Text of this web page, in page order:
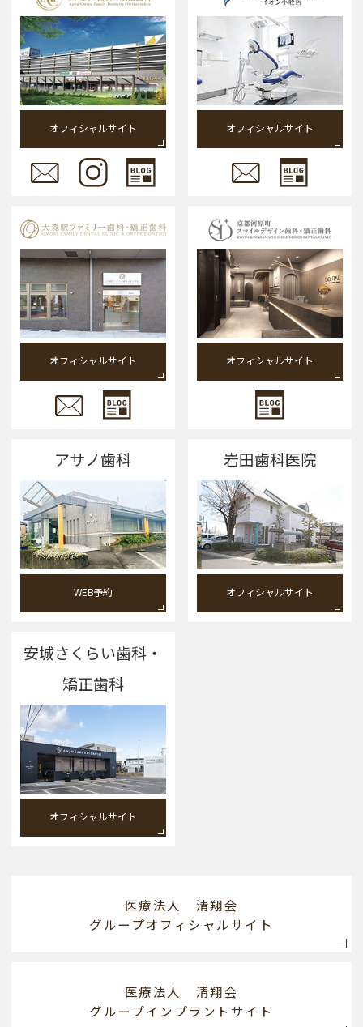
オフィシャルサイト オフィシャルサイト
オフィシャルサイト オフィシャルサイト
アサノ歯科
WEB予約
岩田歯科医院
オフィシャルサイト
安城さくらい歯科・
矯正歯科
オフィシャルサイト
医療法人 清翔会
グループオフィシャルサイト
医療法人 清翔会
グループインプラントサイト